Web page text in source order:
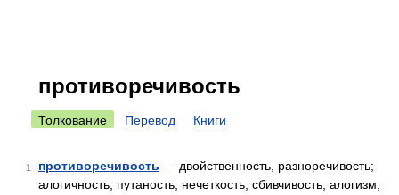
противоречивость
Толкование Перевод Книги
1 противоречивость — двойственность, разноречивость;
алогичность, путаность, нечеткость, сбивчивость, алогизм,